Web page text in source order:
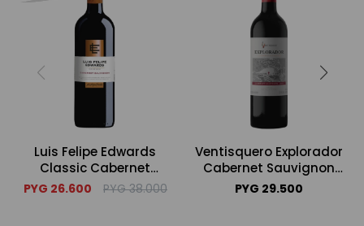
Luis Felipe Edwards
Classic Cabernet
Sauvignon 750ml
PYG 26.600 PYG 38.000
Ventisquero Explorador
Cabernet Sauvignon
750ml
PYG 29.500